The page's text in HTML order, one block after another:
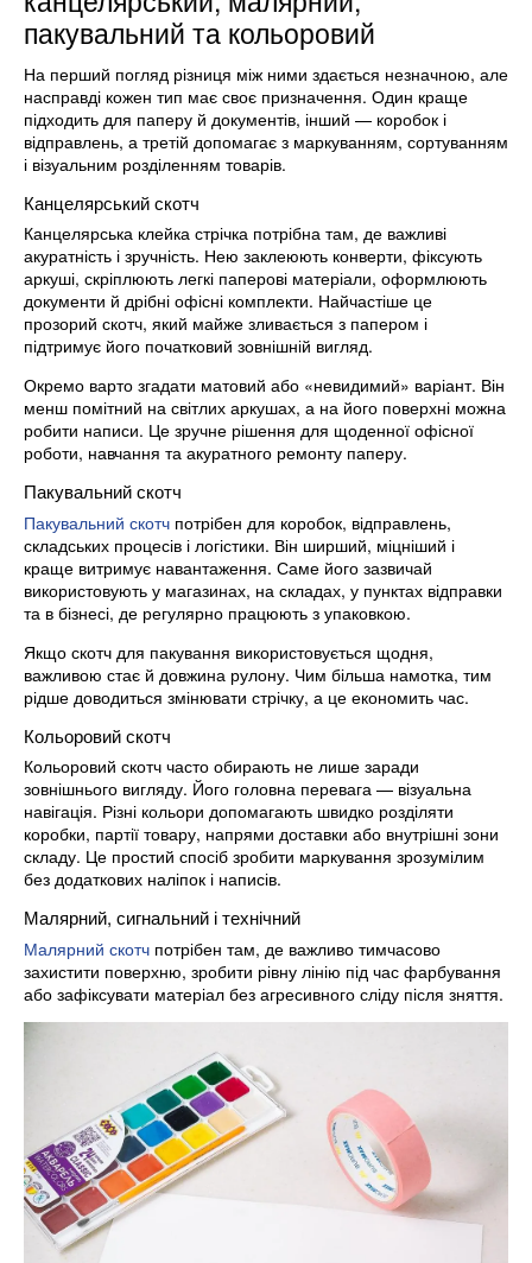
пакувальний та кольоровий
На перший погляд різниця між ними здається незначною, але
насправді кожен тип має своє призначення. Один краще
підходить для паперу й документів, інший — коробок і
відправлень, а третій допомагає з маркуванням, сортуванням
і візуальним розділенням товарів.
Канцелярський скотч
Канцелярська клейка стрічка потрібна там, де важливі
акуратність і зручність. Нею заклеюють конверти, фіксують
аркуші, скріплюють легкі паперові матеріали, оформлюють
документи й дрібні офісні комплекти. Найчастіше це
прозорий скотч, який майже зливається з папером і
підтримує його початковий зовнішній вигляд.
Окремо варто згадати матовий або «невидимий» варіант. Він
менш помітний на світлих аркушах, а на його поверхні можна
робити написи. Це зручне рішення для щоденної офісної
роботи, навчання та акуратного ремонту паперу.
Пакувальний скотч
Пакувальний скотч потрібен для коробок, відправлень,
складських процесів і логістики. Він ширший, міцніший і
краще витримує навантаження. Саме його зазвичай
використовують у магазинах, на складах, у пунктах відправки
та в бізнесі, де регулярно працюють з упаковкою.
Якщо скотч для пакування використовується щодня,
важливою стає й довжина рулону. Чим більша намотка, тим
рідше доводиться змінювати стрічку, а це економить час.
Кольоровий скотч
Кольоровий скотч часто обирають не лише заради
зовнішнього вигляду. Його головна перевага — візуальна
навігація. Різні кольори допомагають швидко розділяти
коробки, партії товару, напрями доставки або внутрішні зони
складу. Це простий спосіб зробити маркування зрозумілим
без додаткових наліпок і написів.
Малярний, сигнальний і технічний
Малярний скотч потрібен там, де важливо тимчасово
захистити поверхню, зробити рівну лінію під час фарбування
або зафіксувати матеріал без агресивного сліду після зняття.